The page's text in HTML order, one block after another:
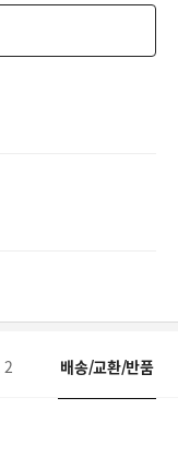
2 배송/교환/반품